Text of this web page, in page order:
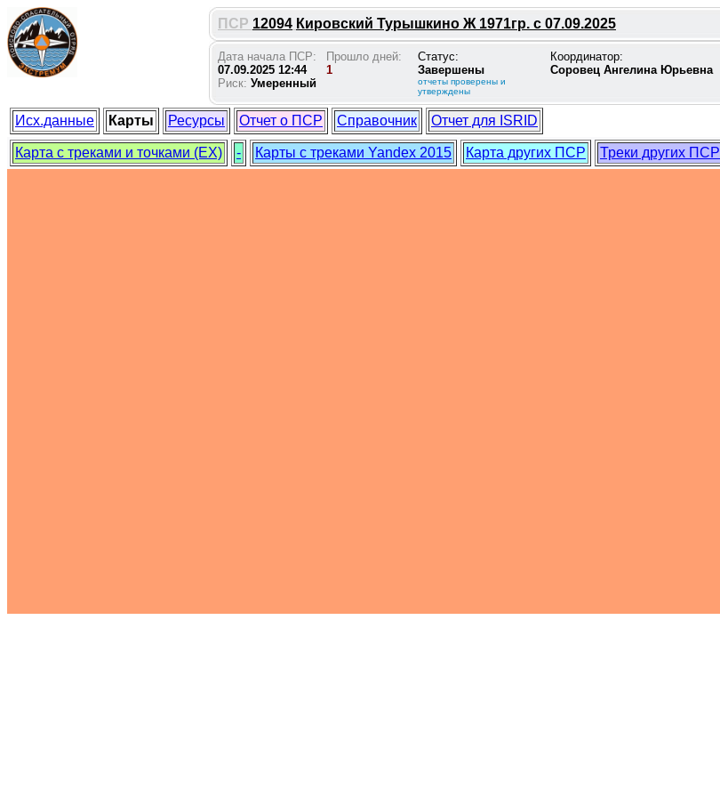
ПСР 12094 Кировский Турышкино Ж 1971гр. с 07.09.2025
Дата начала ПСР:
07.09.2025 12:44
Риск: Умеренный
Прошло дней:
1
Статус:
Завершены
отчеты проверены и
утверждены
Координатор:
Соровец Ангелина Юрьевна
Исх.данные Карты Ресурсы Отчет о ПСР Справочник Отчет для ISRID
Карта с треками и точками (EX) - Карты с треками Yandex 2015 Карта других ПСР Треки других ПСР